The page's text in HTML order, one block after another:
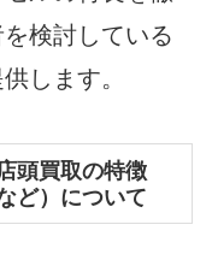
検討している
します。
頭買取の特徴
ど）について